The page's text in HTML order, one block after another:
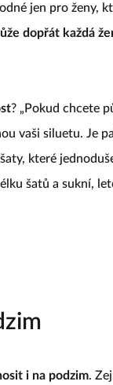
jen pro ženy,
dopřát každá
? „Pokud chcete
vaši siluetu. Je
které
šatů a sukní,
i na podzim.